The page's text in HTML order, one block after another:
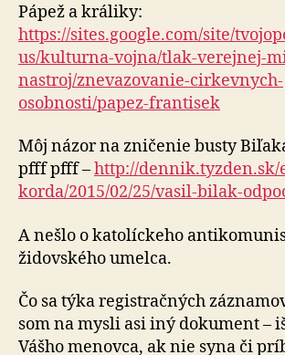
Pápež a králiky:
https://sites.google.com/site/
us/kulturna-vojna/tlak-verejnej-
nastroj/znevazovanie-cirkevnych-
osobnosti/papez-frantisek
Môj názor na zničenie busty
pfff pfff –http://dennik.tyzden.sk/
korda/2015/02/25/vasil-bilak-
A nešlo o katolíckeho
židovského umelca.
Čo sa týka registračných
som na mysli asi iný dokument –
Vášho menovca, ak nie syna či